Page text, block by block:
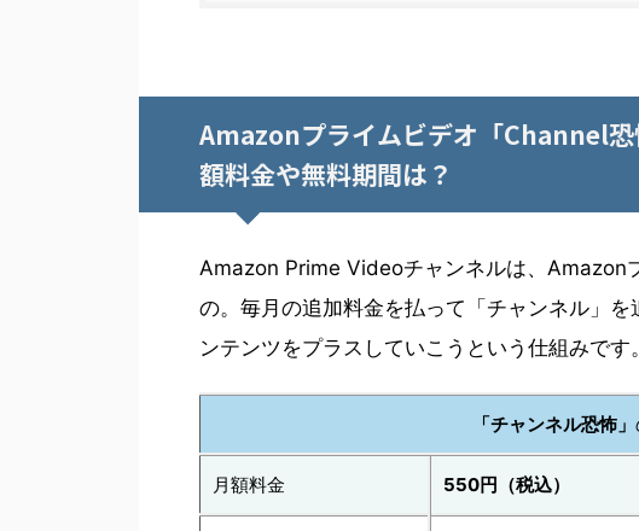
Amazonプライムビデオ「Channel恐
額料金や無料期間は？
Amazon Prime Videoチャンネルは、Amazon
の。 毎月の追加料金を払って「チャンネル」
ンテンツをプラスしていこうという仕組みです。
「チャンネル恐怖」
月額料金 550円（税込）